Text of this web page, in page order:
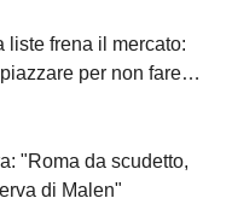
liste frena il mercato:
per non fare
"Roma da scudetto,
di Malen"